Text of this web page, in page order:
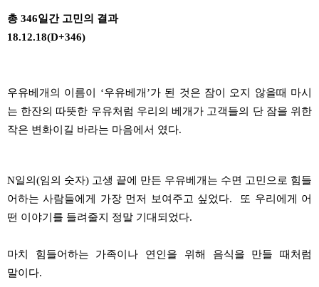
총 346일간 고민의 결과
18.12.18(D+346)
우유베개의 이름이 ‘우유베개 ’가 된 것은 잠이 오지 않을때 마시
는 한잔의 따뜻한 우유처럼 우리의 베개가 고객들의 단 잠을 위한
작은 변화이길 바라는 마음에서 였다.
N일의 (임의 숫자) 고생 끝에 만든 우유베개는 수면 고민으로 힘들
어하는 사람들에게 가장 먼저 보여주고 싶었다.
또 우리에게 어
떤 이야기를 들려줄지 정말 기대되었다.
마치 힘들어하는 가족이나 연인을 위해 음식을 만들 때처럼
말이다.